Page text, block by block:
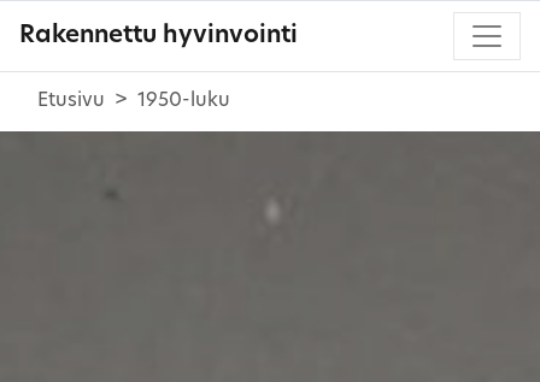
Rakennettu hyvinvointi
Etusivu 1950-luku